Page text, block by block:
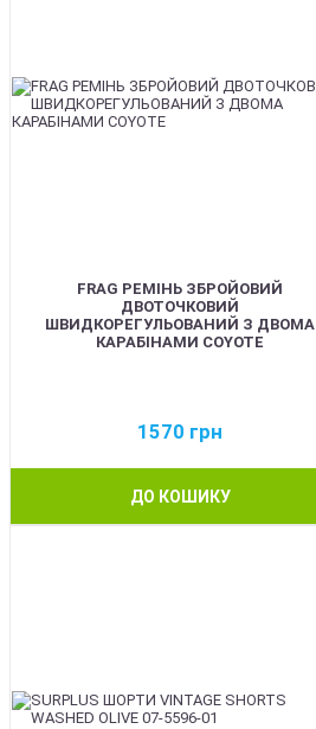
FRAG РЕМІНЬ ЗБРОЙОВИЙ
ДВОТОЧКОВИЙ
ШВИДКОРЕГУЛЬОВАНИЙ З ДВОМА
КАРАБІНАМИ COYOTE
1570 грн
ДО КОШИКУ